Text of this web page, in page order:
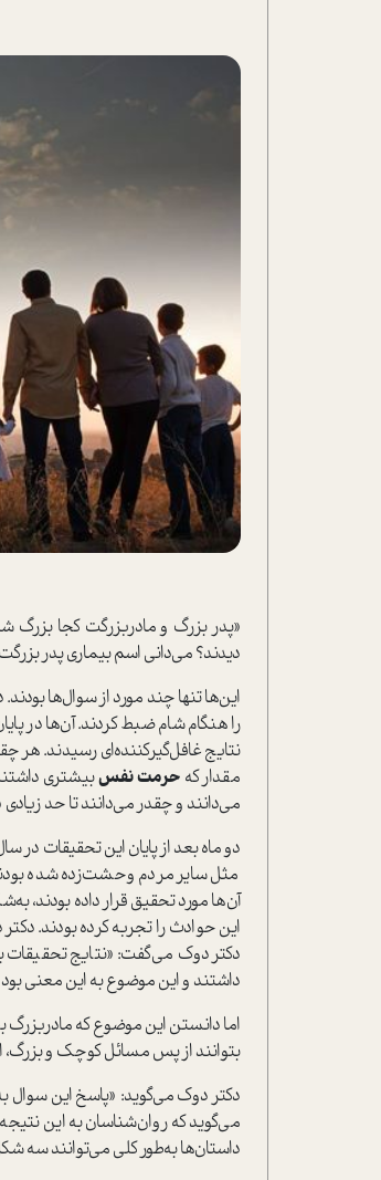
«پدر بزرگ و مادربزرگت کجا بزرگ
دیدند؟ می‌دانی اسم بیماری پدر
این‌ها تنها چند مورد از سوال‌ها
را هنگام شام ضبط کردند. آن‌ها در
نتایج غافل‌گیرکننده‌ای رسیدند. هر
مقدار که حرمت نفسبیشتری
می‌دانند و چقدر می‌دانند تا حد زیادی
مثل سایر مردم وحشت‌زده شده
آن‌ها مورد تحقیق قرار داده بودند،
این حوادث را تجربه کرده بودند.
دکتر دوک می‌گفت‌: «نتایج تحقیقات
داشتند و این موضوع به این معنی بود
اما دانستن این موضوع که
بتوانند از پس مسائل کوچک و بزرگ،
دکتر دوک می‌گوید: «پاسخ این سوال
می‌گوید که روان‌شناسان به این
دا‌ستان‌ها به‌طور کلی می‌توانند سه